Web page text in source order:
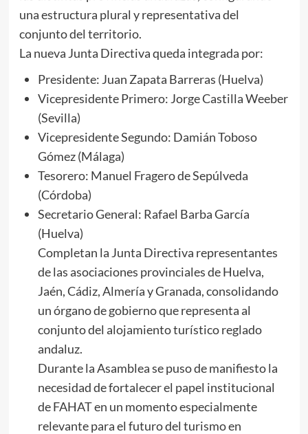
una estructura plural y representativa del
conjunto del territorio.
La nueva Junta Directiva queda integrada por:
Presidente: Juan Zapata Barreras (Huelva)
Vicepresidente Primero: Jorge Castilla Weeber
(Sevilla)
Vicepresidente Segundo: Damián Toboso
Gómez (Málaga)
Tesorero: Manuel Fragero de Sepúlveda
(Córdoba)
Secretario General: Rafael Barba García
(Huelva)
Completan la Junta Directiva representantes
de las asociaciones provinciales de Huelva,
Jaén, Cádiz, Almería y Granada, consolidando
un órgano de gobierno que representa al
conjunto del alojamiento turístico reglado
andaluz.
Durante la Asamblea se puso de manifiesto la
necesidad de fortalecer el papel institucional
de FAHAT en un momento especialmente
relevante para el futuro del turismo en